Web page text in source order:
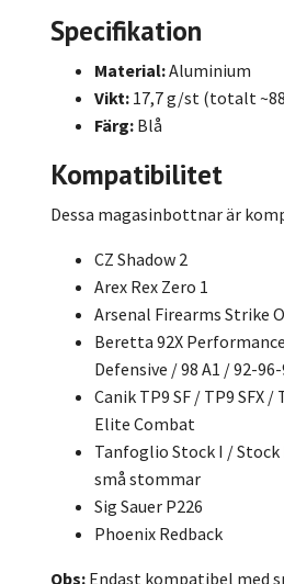
Specifikation
Material:Aluminium
Vikt: 17,7 g/st (totalt
Färg: Blå
Kompatibilitet
Dessa magasinbottnar är
CZ Shadow 2
Arex Rex Zero 1
Arsenal Firearms Strike
Beretta 92X
Defensive / 98 A1 / 92-
Canik TP9 SF / TP9 SFX /
Elite Combat
Tanfoglio Stock I /
små stommar
Sig Sauer P226
Phoenix Redback
Obs: Endast kompatibel med